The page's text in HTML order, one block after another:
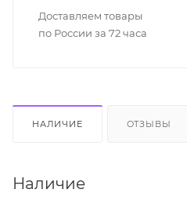
Доставляем товары
по России за 72 часа
НАЛИЧИЕ ОТЗЫВЫ
Наличие